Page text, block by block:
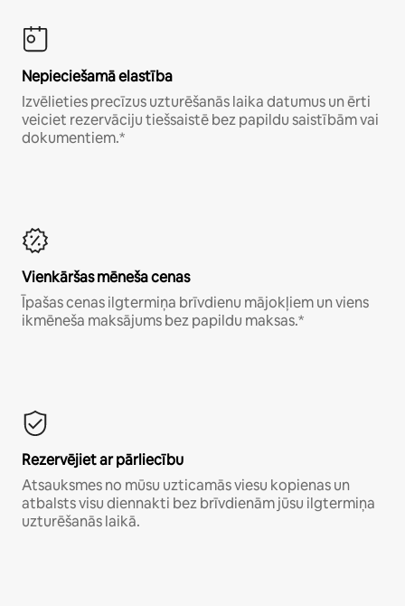
Nepieciešamā elastība
Izvēlieties precīzus uzturēšanās laika datumus un ērti
veiciet rezervāciju tiešsaistē bez papildu saistībām vai
dokumentiem.*
Vienkāršas mēneša cenas
Īpašas cenas ilgtermiņa brīvdienu mājokļiem un viens
ikmēneša maksājums bez papildu maksas.*
Rezervējiet ar pārliecību
Atsauksmes no mūsu uzticamās viesu kopienas un
atbalsts visu diennakti bez brīvdienām jūsu ilgtermiņa
uzturēšanās laikā.